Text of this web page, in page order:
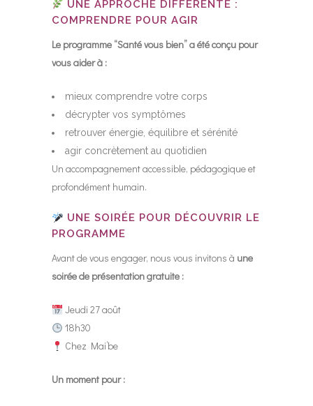
UNE APPROCHE DIFFÉRENTE :
COMPRENDRE POUR AGIR
Le programme “Santé vous bien” a été conçu pour
vous aider à :
mieux comprendre votre corps
décrypter vos symptômes
retrouver énergie, équilibre et sérénité
agir concrètement au quotidien
Un accompagnement accessible, pédagogique et
profondément humain.
UNE SOIRÉE POUR DÉCOUVRIR LE
PROGRAMME
Avant de vous engager, nous vous invitons à une
soirée de présentation gratuite :
Jeudi 27 août
18h30
Chez Mai’be
Un moment pour :